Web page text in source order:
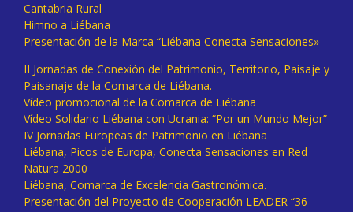
Cantabria Rural
Himno a Liébana
Presentación de la Marca “Liébana Conecta Sensaciones»
II Jornadas de Conexión del Patrimonio, Territorio, Paisaje y
Paisanaje de la Comarca de Liébana.
Vídeo promocional de la Comarca de Liébana
Vídeo Solidario Liébana con Ucrania: “Por un Mundo Mejor”
IV Jornadas Europeas de Patrimonio en Liébana
Liébana, Picos de Europa, Conecta Sensaciones en Red
Natura 2000
Liébana, Comarca de Excelencia Gastronómica.
Presentación del Proyecto de Cooperación LEADER “36